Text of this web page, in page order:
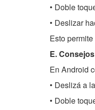
• Doble
• Deslizar
Esto
E.
En Android
• Deslizá a
• Doble